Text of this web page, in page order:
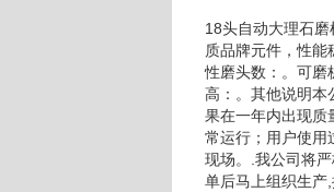
18头自动大理石
质品牌元件，性
性磨头数：。可磨
高：。其他说明本
果在一年内出现质
常运行；用户使用
现场。.我公司将
单后马上组织生产